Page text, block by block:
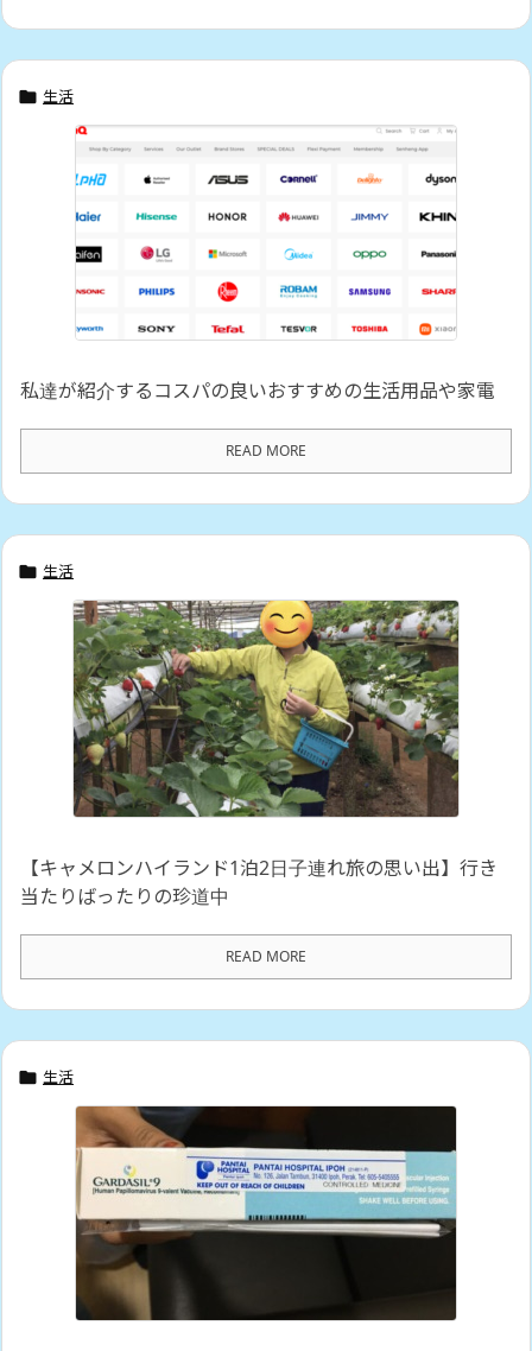
 生活
私達が紹介するコスパの良いおすすめの生活用品や家電
READ MORE
 生活
【キャメロンハイランド1泊2日子連れ旅の思い出】行き
当たりばったりの珍道中
READ MORE
 生活